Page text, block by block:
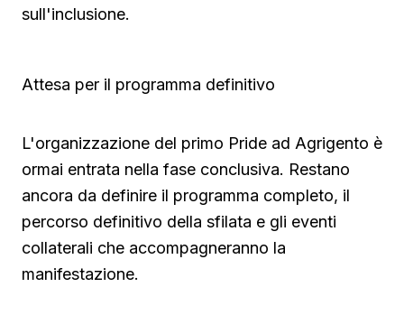
sull'inclusione.
Attesa per il programma definitivo
L'organizzazione del primo Pride ad Agrigento è
ormai entrata nella fase conclusiva. Restano
ancora da definire il programma completo, il
percorso definitivo della sfilata e gli eventi
collaterali che accompagneranno la
manifestazione.